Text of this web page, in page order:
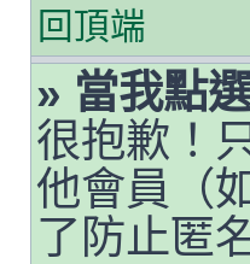
回頂端
» 當我點
很抱歉！
他會員（
了防止匿